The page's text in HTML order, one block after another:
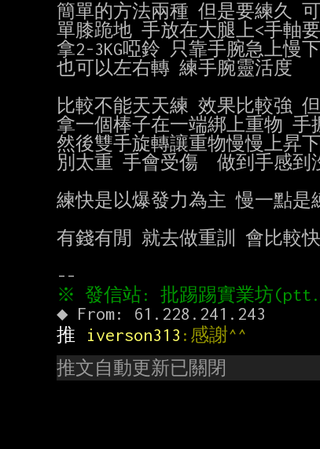
簡單的方法兩種 但是要練久
單膝跪地 手放在大腿上<手軸
拿2-3KG啞鈴 只靠手腕急上慢
也可以左右轉 練手腕靈活度
比較不能天天練 效果比較強
拿一個棒子在一端綁上重物 手
然後雙手旋轉讓重物慢慢上
別太重 手會受傷  做到手感
練快是以爆發力為主 慢一點是
有錢有閒 就去做重訓 會比較
推
iverson313 :感謝^^
推文自動更新已關閉